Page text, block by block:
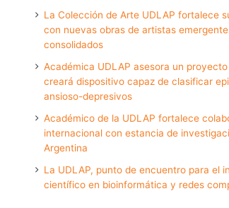
La Colección de Arte UDLAP fortalece
con nuevas obras de artistas
consolidados
Académica UDLAP asesora un
creará dispositivo capaz de clasificar
ansioso-depresivos
Académico de la UDLAP fortalece
internacional con estancia de
Argentina
La UDLAP, punto de encuentro para el
científico en bioinformática y redes